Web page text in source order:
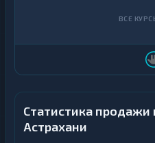
Статистика продажи
Астрахани